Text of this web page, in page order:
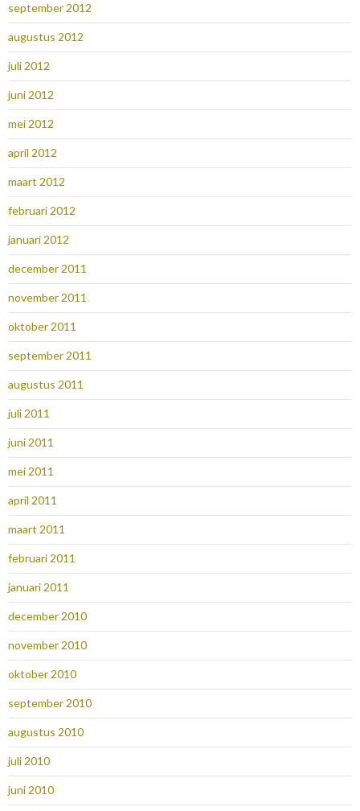
september 2012
augustus 2012
juli 2012
juni 2012
mei 2012
april 2012
maart 2012
februari 2012
januari 2012
december 2011
november 2011
oktober 2011
september 2011
augustus 2011
juli 2011
juni 2011
mei 2011
april 2011
maart 2011
februari 2011
januari 2011
december 2010
november 2010
oktober 2010
september 2010
augustus 2010
juli 2010
juni 2010